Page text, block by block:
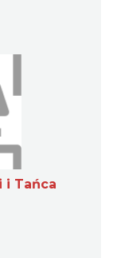
i Tańca